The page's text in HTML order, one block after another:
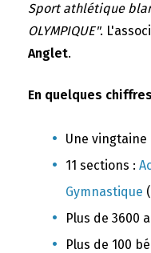
Sport athlétique
OLYMPIQUE".
Anglet.
En quelques
Une vingtaine
11 sections :
Gymnastique
Plus de 3600
Plus de 100